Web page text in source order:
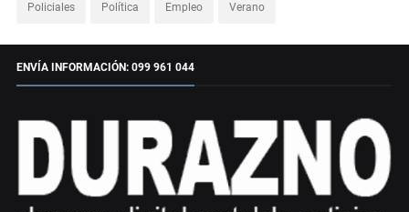
Policiales Política Empleo Verano
ENVÍA INFORMACIÓN: 099 961 044